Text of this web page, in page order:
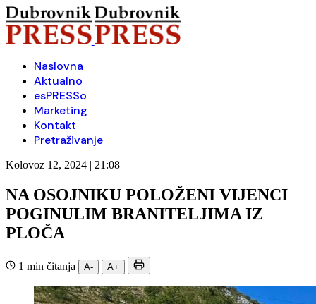
Naslovna
Aktualno
esPRESSo
Marketing
Kontakt
Pretraživanje
Kolovoz 12, 2024 | 21:08
NA OSOJNIKU POLOŽENI VIJENCI
POGINULIM BRANITELJIMA IZ
PLOČA
1 min čitanja A- A+